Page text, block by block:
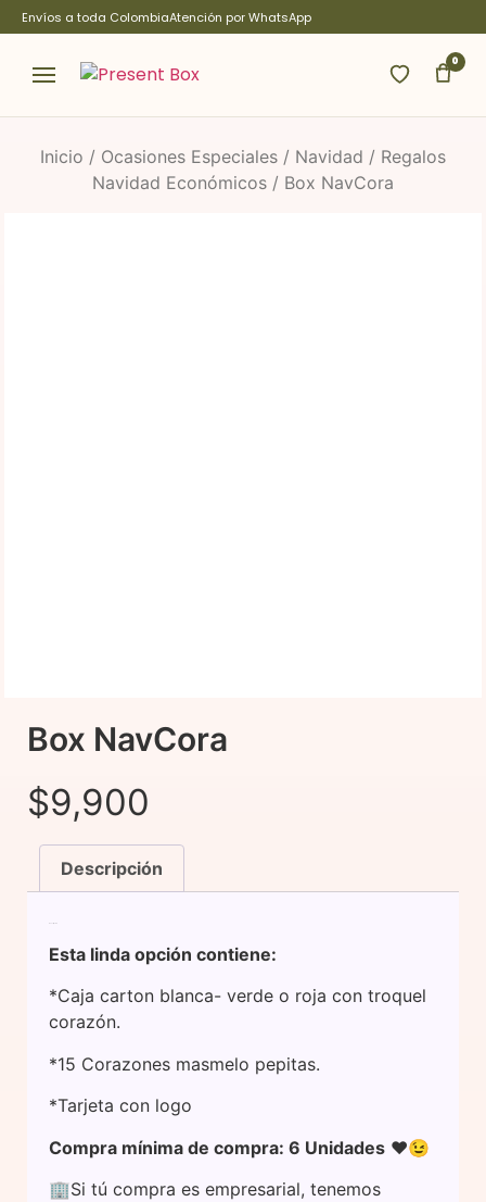
al
contenido
Envíos a toda ColombiaAtención por WhatsApp
0
Inicio / Ocasiones Especiales / Navidad / Regalos
Navidad Económicos / Box NavCora
Box NavCora
$9,900
Descripción
Esta linda opción contiene:
*Caja carton blanca- verde o roja con troquel
corazón.
*15 Corazones masmelo pepitas.
*Tarjeta con logo
Compra mínima de compra: 6 Unidades ❤️😉
🏢Si tú compra es empresarial, tenemos